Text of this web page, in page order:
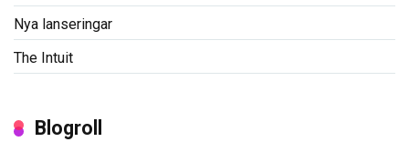
Nya lanseringar
The Intuit
Blogroll